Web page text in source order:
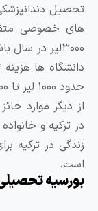
متفاوت
۳۰۰۰لیر در سال باشد.
ها هزینه تحصیل
موارد حائز
و خانواده آنها
تحصیلی